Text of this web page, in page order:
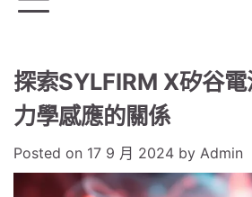
探索SYLFIRM X矽谷
力學感應的關係
Posted on 17 9 月 2024 by Admin